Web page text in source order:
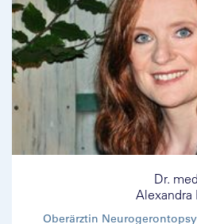
Dr.
Alexandra
Oberärztin